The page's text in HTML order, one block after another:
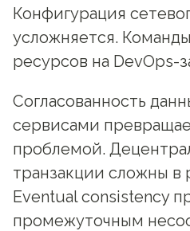
Конфигурация
усложняется.
ресурсов на DevOps-
Согласованность
сервисами
проблемой.
транзакции сложны в
Eventual consistency
промежуточным